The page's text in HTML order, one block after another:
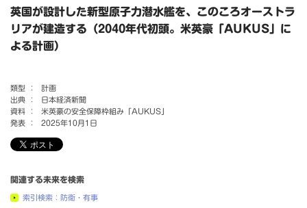
英国が設計した新型原子力潜水艦を、このころオーストラ
リアが建造する（2040年代初頭。米英豪「AUKUS」に
よる計画）
類型 ：
計画
出典 ：
日本経済新聞
資料 ：
米英豪の安全保障枠組み「AUKUS」
発表 ：
2025年10月1日
関連する未来を検索
索引検索：防衛・有事